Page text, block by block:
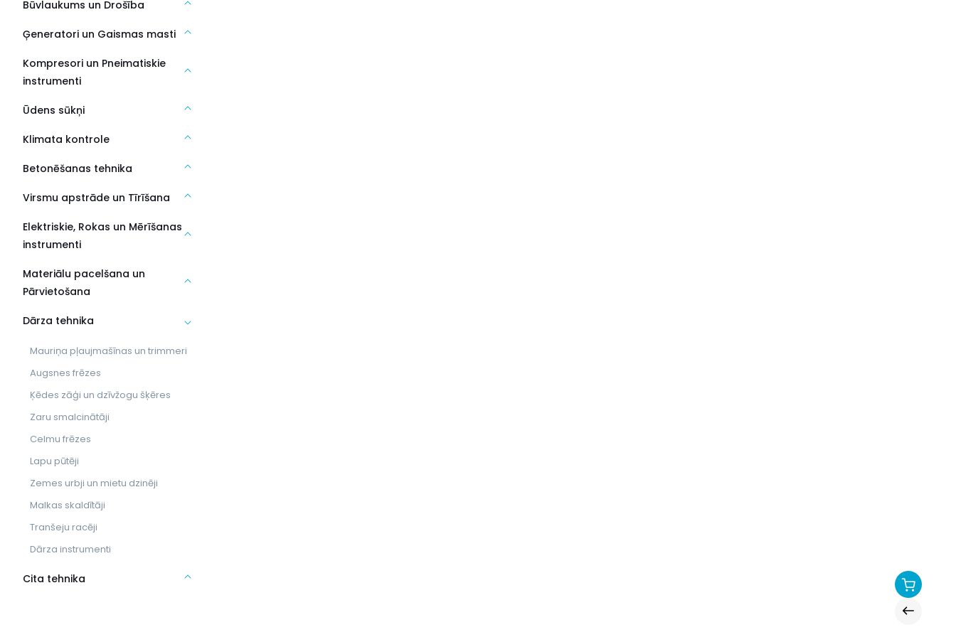
Būvlaukums un Drošība
Ģeneratori un Gaismas masti
Kompresori un Pneimatiskie
instrumenti
Ūdens sūkņi
Klimata kontrole
Betonēšanas tehnika
Virsmu apstrāde un Tīrīšana
Elektriskie, Rokas un Mērīšanas
instrumenti
Materiālu pacelšana un
Pārvietošana
Dārza tehnika
Mauriņa pļaujmašīnas un trimmeri
Augsnes frēzes
Ķēdes zāģi un dzīvžogu šķēres
Zaru smalcinātāji
Celmu frēzes
Lapu pūtēji
Zemes urbji un mietu dzinēji
Malkas skaldītāji
Tranšeju racēji
Dārza instrumenti
Cita tehnika